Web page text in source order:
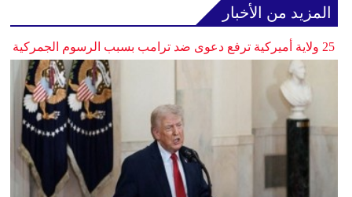
المزيد من الأخبار
25 ولاية أميركية ترفع دعوى ضد ترامب بسبب الرسوم الجمركية